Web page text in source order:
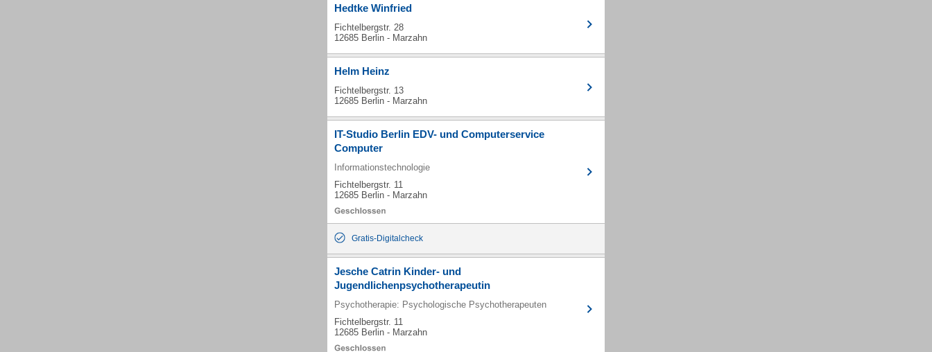
Hedtke Winfried
Fichtelbergstr. 28
12685 Berlin - Marzahn
Helm Heinz
Fichtelbergstr. 13
12685 Berlin - Marzahn
IT-Studio Berlin EDV- und Computerservice
Computer
Informationstechnologie
Fichtelbergstr. 11
12685 Berlin - Marzahn
Gratis-Digitalcheck
Jesche Catrin Kinder- und
Jugendlichenpsychotherapeutin
Psychotherapie: Psychologische Psychotherapeuten
Fichtelbergstr. 11
12685 Berlin - Marzahn